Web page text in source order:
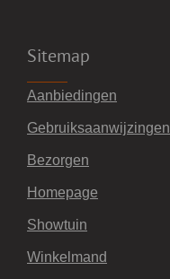
Sitemap
Aanbiedingen
Gebruiksaanwijzingen
Bezorgen
Homepage
Showtuin
Winkelmand